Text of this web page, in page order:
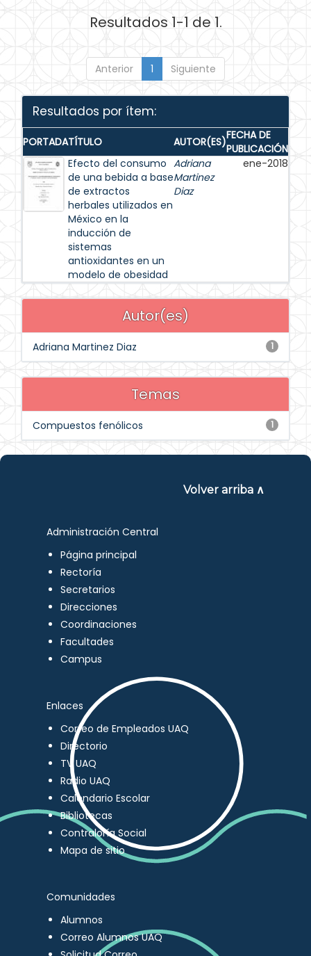
Resultados 1-1 de 1.
Anterior 1 Siguiente
Resultados por ítem:
PORTADATÍTULO AUTOR(ES)FECHA DE
PUBLICACIÓN
Efecto del consumo
de una bebida a base
de extractos
herbales utilizados en
México en la
inducción de
sistemas
antioxidantes en un
modelo de obesidad
Adriana
Martinez
Diaz
ene-2018
Autor(es)
1
Adriana Martinez Diaz
Temas
1
Compuestos fenólicos
Volver arriba ∧
Administración Central
Página principal
Rectoría
Secretarios
Direcciones
Coordinaciones
Facultades
Campus
Enlaces
Correo de Empleados UAQ
Directorio
TV UAQ
Radio UAQ
Calendario Escolar
Bibliotecas
Contraloría Social
Mapa de sitio
Comunidades
Alumnos
Correo Alumnos UAQ